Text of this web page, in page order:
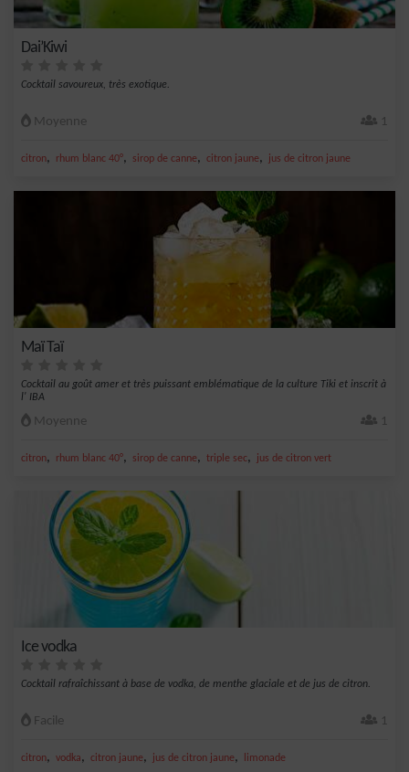
Dai’Kiwi
Cocktail savoureux, très exotique.
Moyenne 1
citron, rhum blanc 40°, sirop de canne, citron jaune, jus de citron jaune
Maï Taï
Cocktail au goût amer et très puissant emblématique de la culture Tiki et inscrit à
l' IBA
Moyenne 1
citron, rhum blanc 40°, sirop de canne, triple sec, jus de citron vert
Ice vodka
Cocktail rafraîchissant à base de vodka, de menthe glaciale et de jus de citron.
Facile 1
citron, vodka, citron jaune, jus de citron jaune, limonade